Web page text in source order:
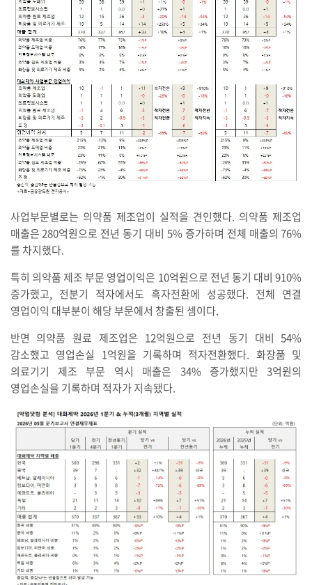
사업부문별로는 의약품 제조업이 실적을 견인했다. 의약품 제조업
매출은 280억원으로 전년 동기 대비 5% 증가하며 전체 매출의 76%
를 차지했다.
특히 의약품 제조 부문 영업이익은 10억원으로 전년 동기 대비 910%
증가했고, 전분기 적자에서도 흑자전환에 성공했다. 전체 연결
영업이익 대부분이 해당 부문에서 창출된 셈이다.
반면 의약품 원료 제조업은 12억원으로 전년 동기 대비 54%
감소했고 영업손실 1억원을 기록하며 적자전환했다. 화장품 및
의료기기 제조 부문 역시 매출은 34% 증가했지만 3억원의
영업손실을 기록하며 적자가 지속됐다.